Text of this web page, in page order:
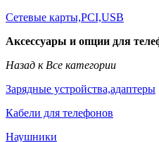
Сетевые карты,PCI,USB
Аксессуары и опции для
Назад к Все категории
Зарядные устройства,адаптеры
Кабели для телефонов
Наушники